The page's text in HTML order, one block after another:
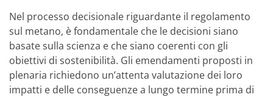
Nel processo decisionale riguardante il regolamento
sul metano, è fondamentale che le decisioni siano
basate sulla scienza e che siano coerenti con gli
obiettivi di sostenibilità. Gli emendamenti proposti in
plenaria richiedono un’attenta valutazione dei loro
impatti e delle conseguenze a lungo termine prima di